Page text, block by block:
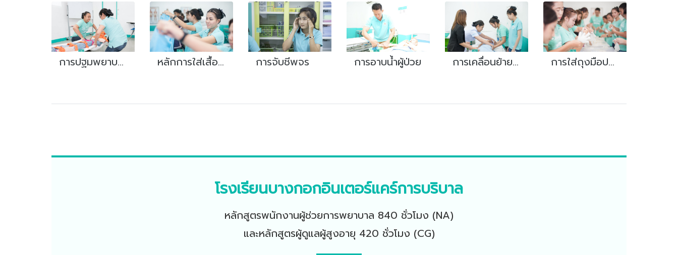
การปฐมพยาบาล (First Aid) หลักการใส่เสื้อกาวน์ปราศจากเชื้อ การจับชีพจร การอาบน้ำผู้ป่วย การเคลื่อนย้ายตัวผู้ป่วย การใส่ถุงมือปราศจากเชื้อ
โรงเรียนบางกอกอินเตอร์แคร์การบริบาล
หลักสูตรพนักงานผู้ช่วยการพยาบาล 840 ชั่วโมง (NA)
และหลักสูตรผู้ดูแลผู้สูงอายุ 420 ชั่วโมง (CG)